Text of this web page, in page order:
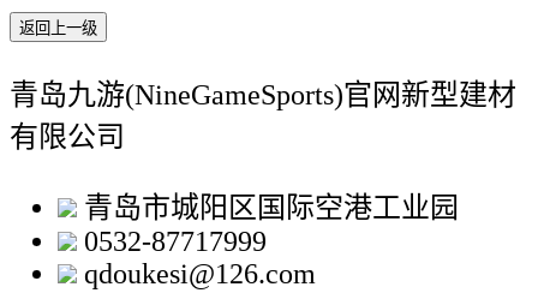
返回上一级
青岛九游(NineGameSports)官网新型建材
有限公司
青岛市城阳区国际空港工业园
0532-87717999
qdoukesi@126.com